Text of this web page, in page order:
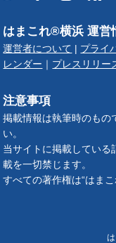
はまこれ®横浜 運営
運営者について プライ
レンダー
プレスリリー
注意事項
掲載情報は執筆時のもの
い。
当サイトに掲載している
載を一切禁じます。
すべての著作権は“はま